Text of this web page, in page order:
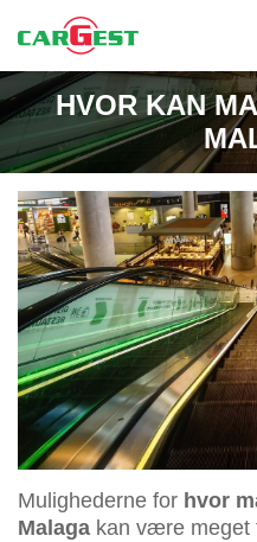
HVOR KAN
Mulighederne for hvor
Malaga kan være meget